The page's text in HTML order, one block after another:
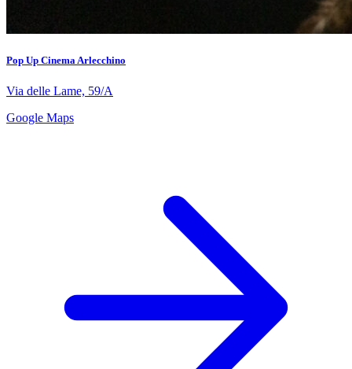
Pop Up Cinema Arlecchino
Via delle Lame, 59/A
Google Maps